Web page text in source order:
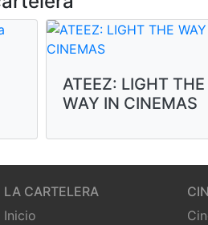
ATEEZ: LIGHT THE
WAY IN CINEMAS
LA CARTELERA
Inicio